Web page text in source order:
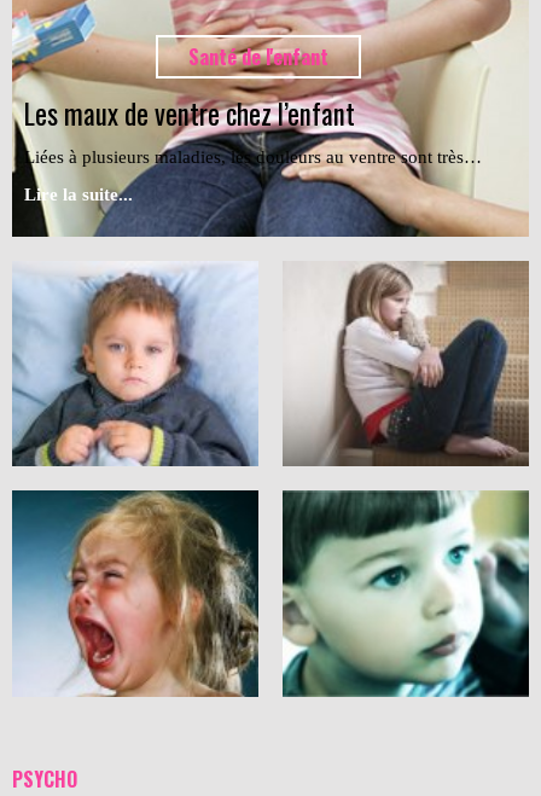
Santé de l'enfant
Les maux de ventre chez l’enfant
Liées à plusieurs maladies, les douleurs au ventre sont très…
Lire la suite...
PSYCHO